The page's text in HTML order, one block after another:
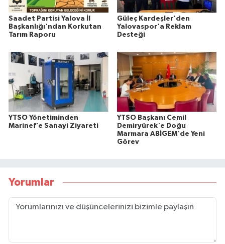
Saadet Partisi Yalova İl
Başkanlığı'ndan Korkutan
Tarım Raporu
Güleç Kardeşler'den
Yalovaspor'a Reklam
Desteği
YTSO Yönetiminden
Marinef’e Sanayi Ziyareti
YTSO Başkanı Cemil
Demiryürek'e Doğu
Marmara ABİGEM'de Yeni
Görev
Yorumlar